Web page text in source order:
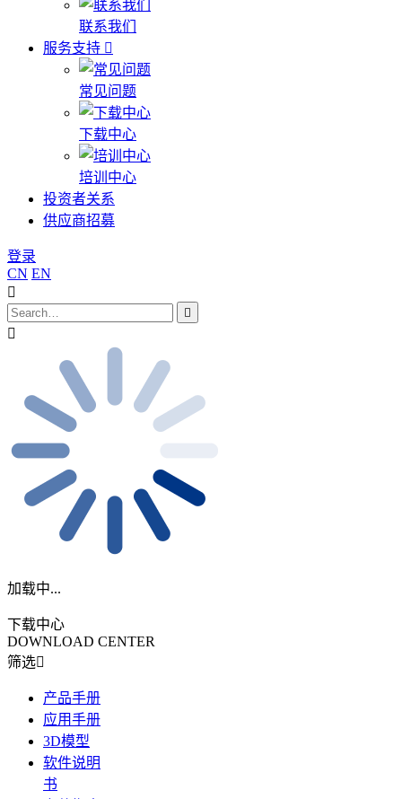
联系我们
服务支持
常见问题
下载中心
培训中心
投资者关系
供应商招募
登录
CN EN
加载中...
下载中心
DOWNLOAD CENTER
筛选
产品手册
应用手册
3D模型
软件说明
书